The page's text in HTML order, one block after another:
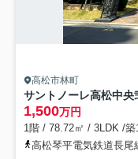
高松市林町
サントノーレ高松中央
1,500万円
1階 / 78.72㎡ / 3LDK /築
高松琴平電気鉄道長尾